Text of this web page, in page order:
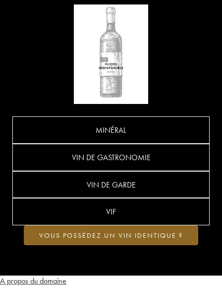
A propos du domaine
MINÉRAL
VIN DE GASTRONOMIE
VIN DE GARDE
VIF
VOUS POSSÉDEZ UN VIN IDENTIQUE ?